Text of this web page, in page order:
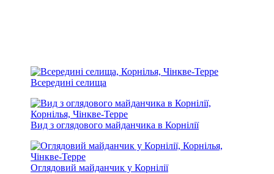
Всередині селища
Вид з оглядового майданчика в Корнілії
Оглядовий майданчик у Корнілії